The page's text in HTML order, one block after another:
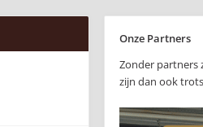
Onze Partners
Zonder partners
zijn dan ook